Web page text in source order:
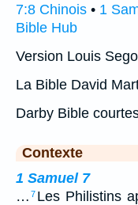
7:8 Chinois • 1
Bible Hub
Version Louis
La Bible David
Darby Bible
Contexte
1 Samuel 7
… 7 Les Philistins